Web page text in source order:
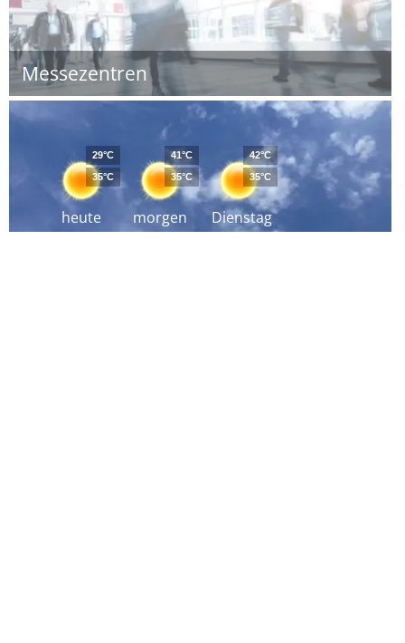
Messezentren
heute
29°C
35°C
morgen
41°C
35°C
Dienstag
42°C
35°C